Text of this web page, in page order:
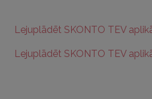
Lejuplādēt SKONTO TEV
Lejuplādēt SKONTO TEV